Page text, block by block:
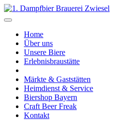
Home
Über uns
Unsere Biere
Erlebnisbraustätte
Märkte & Gaststätten
Heimdienst & Service
Biershop Bayern
Craft Beer Freak
Kontakt